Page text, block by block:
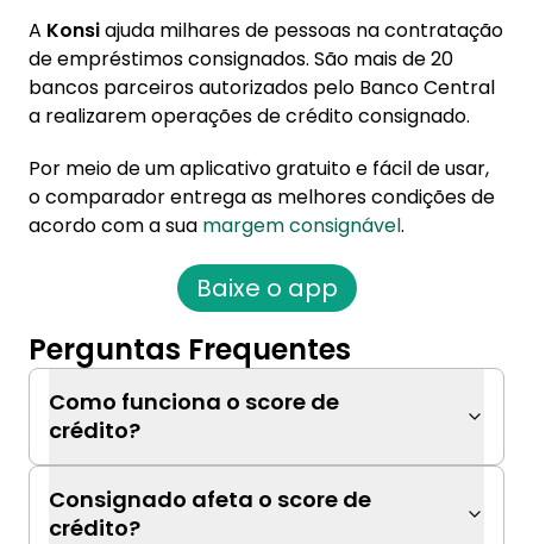
A Konsiajuda milhares de pessoas na contratação
de empréstimos consignados. São mais de 20
bancos parceiros autorizados pelo Banco Central
a realizarem operações de crédito consignado.
Por meio de um aplicativo gratuito e fácil de usar,
o comparador entrega as melhores condições de
acordo com a sua margem consignável.
Baixe o app
Perguntas Frequentes
Como funciona o score de
crédito?
Consignado afeta o score de
crédito?